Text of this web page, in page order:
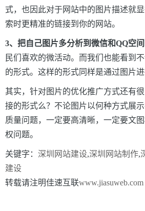
式，也因此对于网站中的图片描述就
索时更精准的链接到你的网站。
3、把自己图片多分析到微信和QQ空
民们喜欢的微活动。而我们也能看到
的形式。这样的形式同样是通过图片进
其实，针对图片的优化推广方式还有
接的形式么？不论图片以何种方式展
质量问题，一定要高清晰，一定要文
权问题。
关键字： 深圳网站建设,深圳网站制作,
建设
转载请注明佳速互联www.jiasuweb.com